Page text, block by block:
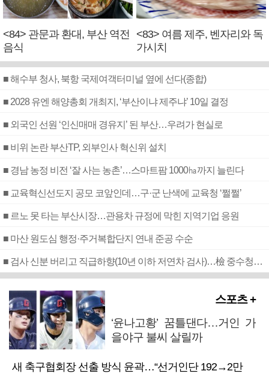
<84> 관문과 환대, 부산 역전
음식
<83> 여름 제주, 벤자리와 독
가시치
■ 해수부 청사, 북항 국제여객터미널 옆에 선다(종합)
■ 2028 유엔 해양총회 개최지, ‘부산이냐 제주냐’ 10일 결정
■ 외국인 선원 ‘인신매매 경유지’ 된 부산…우려가 현실로
■ 비위 논란 부산TP, 외부인사 혁신위 설치
■ 경남 농정 비전 ‘잘 사는 농촌’…스마트팜 1000㏊까지 늘린다
■ 교육혁신선도지 공모 코앞인데…구·군 난색에 교육청 ‘쩔쩔’
■ 르노 못 타는 부산시장…관용차 규정에 막힌 지역기업 응원
■ 마산 원도심 행정·주거복합단지 연내 준공 수순
■ 검사 신분 버리고 직급하향(10년 이하 저연차 검사)…檢 중수청행 기피
스포츠 +
‘윤나고황’ 꿈틀댄다…거인 가
을야구 불씨 살릴까
새 축구협회장 선출 방식 윤곽…“선거인단 192→2만